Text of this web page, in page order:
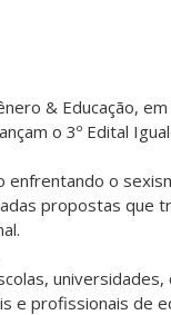
& Educação,
o 3º Edital
enfrentando o
propostas que
e profissionais de